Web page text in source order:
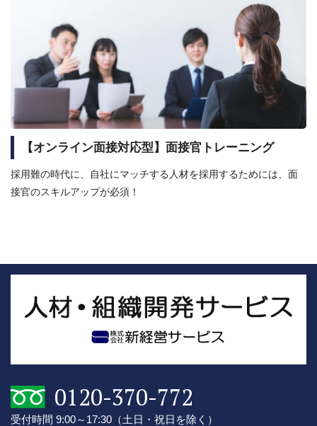
【オンライン面接対応型】面接官トレーニング
採用難の時代に、自社にマッチする人材を採用するためには、面
接官のスキルアップが必須！
0120-370-772
受付時間 9:00～17:30 （土日・祝日を除く）